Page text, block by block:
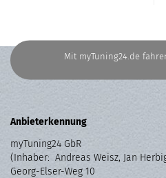
Mit myTuning24.de
Anbieterkennung
myTuning24 GbR
(Inhaber: Andreas Weisz, Jan
Georg-Elser-Weg 10